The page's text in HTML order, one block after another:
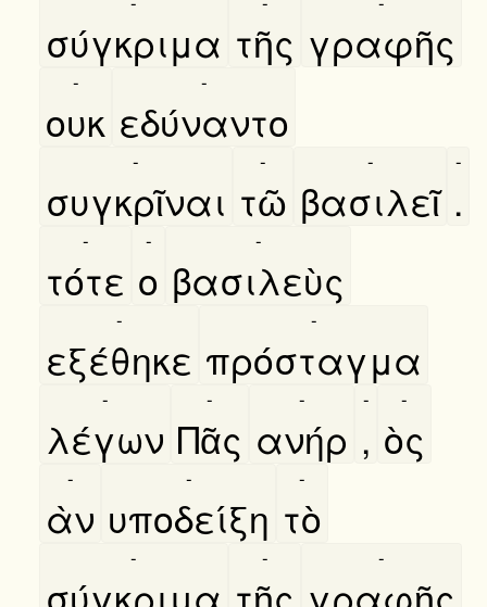
σύγκριμα τῆς γραφῆς
ουκ
-
εδύναντο
-
συγκρῖναι
-
τῶ
-
βασιλεῖ
-
.
-
τότε
-
ο
-
βασιλεὺς
-
εξέθηκε
-
πρόσταγμα
-
λέγων
-
Πᾶς
-
ανήρ
-
,
-
ὸς
-
ὰν
-
υποδείξη
-
τὸ
-
σύγκριμα
-
τῆς
-
γραφῆς
-